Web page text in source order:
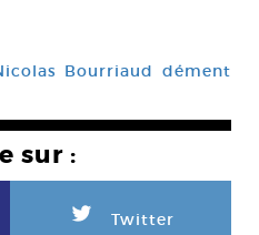
Bourriaud dément
sur :
L Twitter